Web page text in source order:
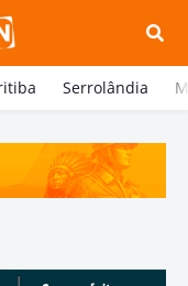
Serrolândia